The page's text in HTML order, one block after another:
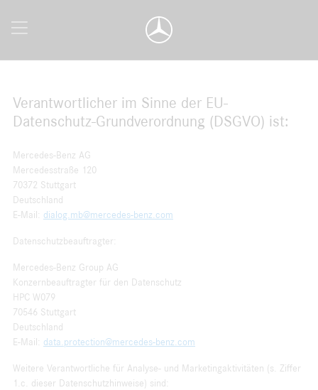
Verantwortlicher im Sinne der EU-
Datenschutz-Grundverordnung (DSGVO) ist:
Mercedes-Benz AG
Mercedesstraße 120
70372 Stuttgart
Deutschland
E-Mail: dialog.mb@mercedes-benz.com
Datenschutzbeauftragter:
Mercedes-Benz Group AG
Konzernbeauftragter für den Datenschutz
HPC W079
70546 Stuttgart
Deutschland
E-Mail: data.protection@mercedes-benz.com
Weitere Verantwortliche für Analyse- und Marketingaktivitäten (s. Ziffer
1.c. dieser Datenschutzhinweise) sind: